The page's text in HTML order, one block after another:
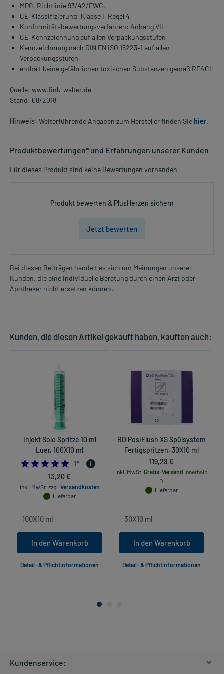
MPG, Richtlinie 93/42/EWG,
CE–Klassifizierung: Klasse I, Regel 4
Konformitätsbewertungsverfahren: Anhang VII
CE–Kennzeichnung auf allen Verpackungsstufen
Kennzeichnung nach DIN EN ISO 15223–1 auf allen
Verpackungsstufen
enthält keine gefährlichen toxischen Substanzen gemäß REACH
Quelle: www.fink-walter.de
Stand: 08/2018
Hinweis: Weiterführende Angaben zum Hersteller finden Sie hier.
Produktbewertungen* und Erfahrungen unserer Kunden
Für dieses Produkt sind keine Bewertungen vorhanden
Produkt bewerten & PlusHerzen sichern
Jetzt bewerten
Bei diesen Beiträgen handelt es sich um Meinungen unserer
Kunden, die eine individuelle Beratung durch einen Arzt oder
Apotheker nicht ersetzen können.
Kunden, die diesen Artikel gekauft haben, kauften auch:
Injekt Solo Spritze 10 ml
Luer, 100X10 ml
5.0
1*
13,20 €
inkl. MwSt. zzgl. Versandkosten
Lieferbar
In den Warenkorb
Detail- & Pflichtinformationen
BD PosiFlush XS Spülsystem
Fertigspritzen, 30X10 ml
119,28 €
inkl. MwSt. Gratis-Versand innerhalb
D.
Lieferbar
In den Warenkorb
Detail- & Pflichtinformationen
Kundenservice: